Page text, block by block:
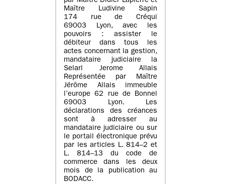
Maître Ludivine Sapin
174 rue de Créqui
69003 Lyon, avec les
pouvoirs : assister le
débiteur dans tous les
actes concernant la gestion,
mandataire judiciaire la
Selarl Jerome Allais
Représentée par Maître
Jérôme Allais immeuble
l’europe 62 rue de Bonnel
69003 Lyon. Les
déclarations des créances
sont à adresser au
mandataire judiciaire ou sur
le portail électronique prévu
par les articles L. 814–2 et
L. 814–13 du code de
commerce dans les deux
mois de la publication au
BODACC.